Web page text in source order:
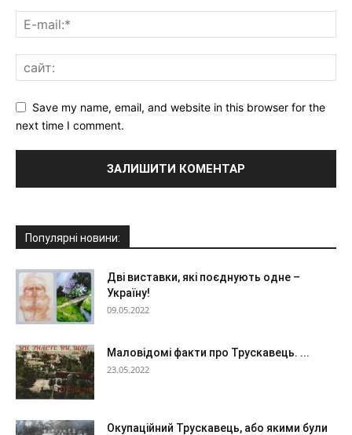
Save my name, email, and website in this browser for the
next time I comment.
Популярні новини:
Дві виставки, які поєднують одне –
Україну!
09.05.2022
Маловідомі факти про Трускавець. ...
23.05.2022
Окупаційний Трускавець, або якими були